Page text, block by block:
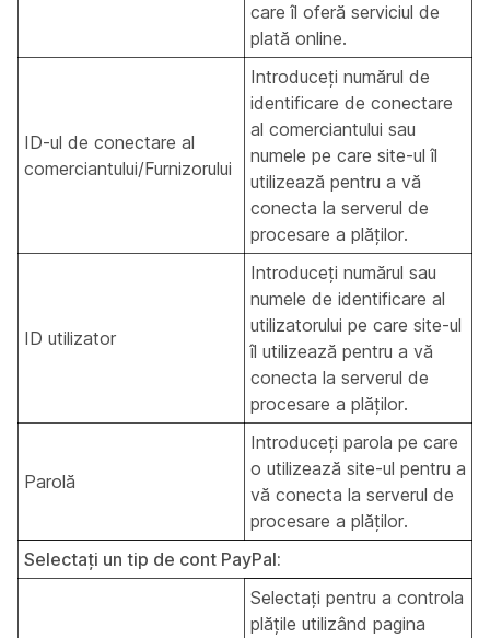
care îl oferă serviciul de
plată online.
ID-ul de conectare al
comerciantului/Furnizorului
Introduceți numărul de
identificare de conectare
al comerciantului sau
numele pe care site-ul îl
utilizează pentru a vă
conecta la serverul de
procesare a plăților.
ID utilizator
Introduceți numărul sau
numele de identificare al
utilizatorului pe care site-ul
îl utilizează pentru a vă
conecta la serverul de
procesare a plăților.
Parolă
Introduceți parola pe care
o utilizează site-ul pentru a
vă conecta la serverul de
procesare a plăților.
Selectați un tip de cont PayPal:
Selectați pentru a controla
plățile utilizând pagina